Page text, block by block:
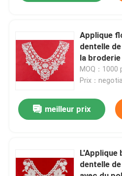
Contactez-nous
Demandez une citation
Exhibition Information
équilibre brodé de dentelle
Applique
dentelle
la broderie
100
MOQ：1000
Prix：
meilleur prix
L'Applique
dentelle